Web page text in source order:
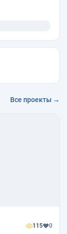
Все проекты →
115 0